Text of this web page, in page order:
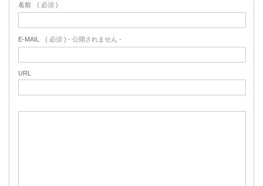
名前 ( 必須 )
E-MAIL ( 必須 ) - 公開されません -
URL